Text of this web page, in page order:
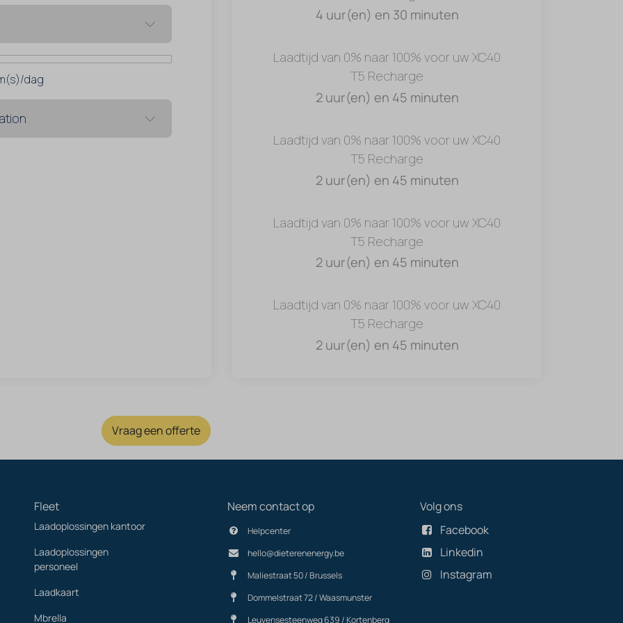
dag
4 uur(en) en 30 minuten
Laadtijd van 0% naar 100% voor uw XC40
T5 Recharge
2 uur(en) en 45 minuten
Laadtijd van 0% naar 100% voor uw XC40
T5 Recharge
2 uur(en) en 45 minuten
Laadtijd van 0% naar 100% voor uw XC40
T5 Recharge
2 uur(en) en 45 minuten
Laadtijd van 0% naar 100% voor uw XC40
T5 Recharge
2 uur(en) en 45 minuten
Vraag een offerte
Volg ons
Facebook
Linkedin
Instagram
Fleet
Laadoplossingen kantoor
Laadoplossingen
personeel
Laadkaart
Mbrella
Neem contact op
Helpcenter
hello@dieterenenergy.be
Maliestraat 50 / Brussels
Dommelstraat 72 / Waasmunster
Leuvensesteenweg 639 / Kortenberg